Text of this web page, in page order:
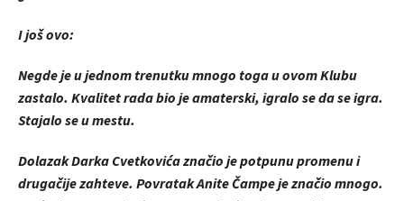
I još ovo:
Negde je u jednom trenutku mnogo toga u ovom Klubu
zastalo. Kvalitet rada bio je amaterski, igralo se da se igra.
Stajalo se u mestu.
Dolazak Darka Cvetkovića značio je potpunu promenu i
drugačije zahteve. Povratak Anite Čampe je značio mnogo.